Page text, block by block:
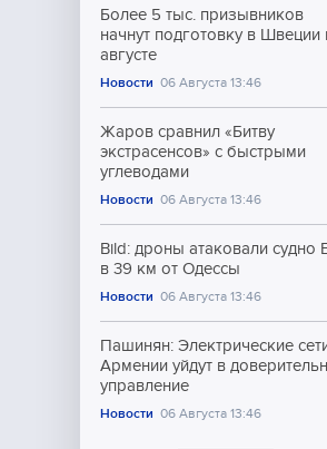
Более 5 тыс. призывников
начнут подготовку в Швеции
августе
Новости 06 Августа 13:46
Жаров сравнил «Битву
экстрасенсов» с быстрыми
углеводами
Новости 06 Августа 13:46
Bild: дроны атаковали судно
в 39 км от Одессы
Новости 06 Августа 13:46
Пашинян: Электрические
Армении уйдут в
управление
Новости 06 Августа 13:46